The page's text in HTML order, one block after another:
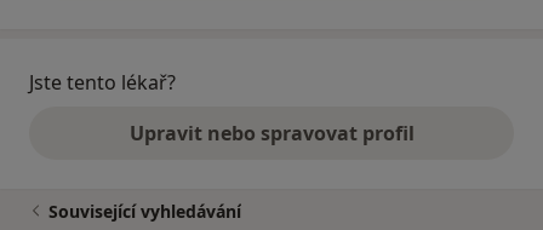
Jste tento lékař?
Upravit nebo spravovat profil
Související vyhledávání